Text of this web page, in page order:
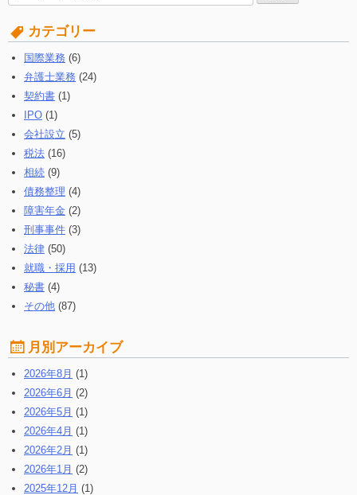
索
す
る:
カテゴリー
国際業務 (6)
弁護士業務 (24)
契約書 (1)
IPO (1)
会社設立 (5)
税法 (16)
相続 (9)
債務整理 (4)
障害年金 (2)
刑事事件 (3)
法律 (50)
就職・採用 (13)
秘書 (4)
その他 (87)
月別アーカイブ
2026年8月 (1)
2026年6月 (2)
2026年5月 (1)
2026年4月 (1)
2026年2月 (1)
2026年1月 (2)
2025年12月 (1)